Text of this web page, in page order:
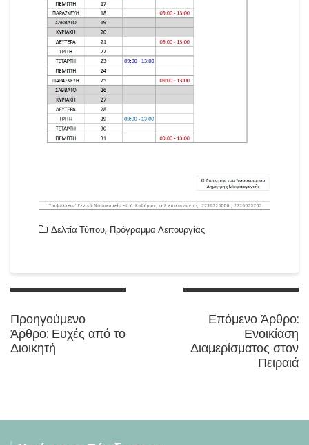
Δελτία Τύπου, Πρόγραμμα Λειτουργίας
Πλοήγηση
άρθρων
Προηγούμενο
Άρθρο: Previous
post:
Ευχές από το
Διοικητή
Επόμενο Άρθρο:
Ενοικίαση
Διαμερίσματος στον
Πειραιά